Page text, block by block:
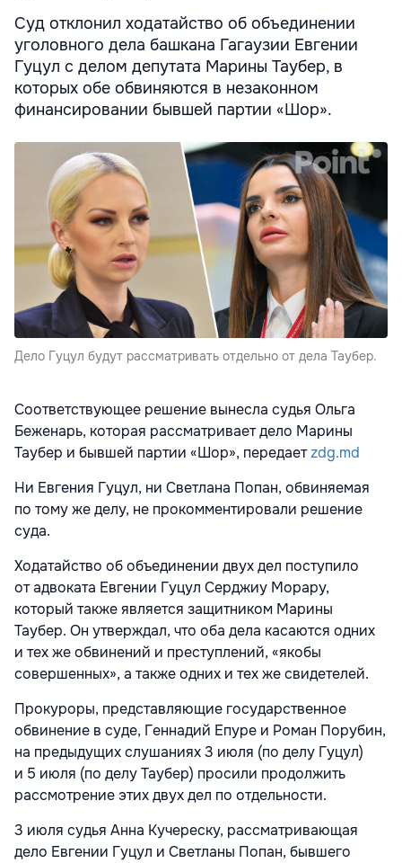
Суд отклонил ходатайство об объединении
уголовного дела башкана Гагаузии Евгении
Гуцул с делом депутата Марины Таубер, в
которых обе обвиняются в незаконном
финансировании бывшей партии «Шор».
Дело Гуцул будут рассматривать отдельно от дела Таубер.
Соответствующее решение вынесла судья Ольга
Беженарь, которая рассматривает дело Марины
Таубер и бывшей партии «Шор», передаетzdg.md
Ни Евгения Гуцул, ни Светлана Попан, обвиняемая
по тому же делу, не прокомментировали решение
суда.
Ходатайство об объединении двух дел поступило
от адвоката Евгении Гуцул Серджиу Морару,
который также является защитником Марины
Таубер. Он утверждал, что оба дела касаются одних
и тех же обвинений и преступлений, «якобы
совершенных», а также одних и тех же свидетелей.
Прокуроры, представляющие государственное
обвинение в суде, Геннадий Епуре и Роман Порубин,
на предыдущих слушаниях 3 июля (по делу Гуцул)
и 5 июля (по делу Таубер) просили продолжить
рассмотрение этих двух дел по отдельности.
3 июля судья Анна Кучереску, рассматривающая
дело Евгении Гуцул и Светланы Попан, бывшего